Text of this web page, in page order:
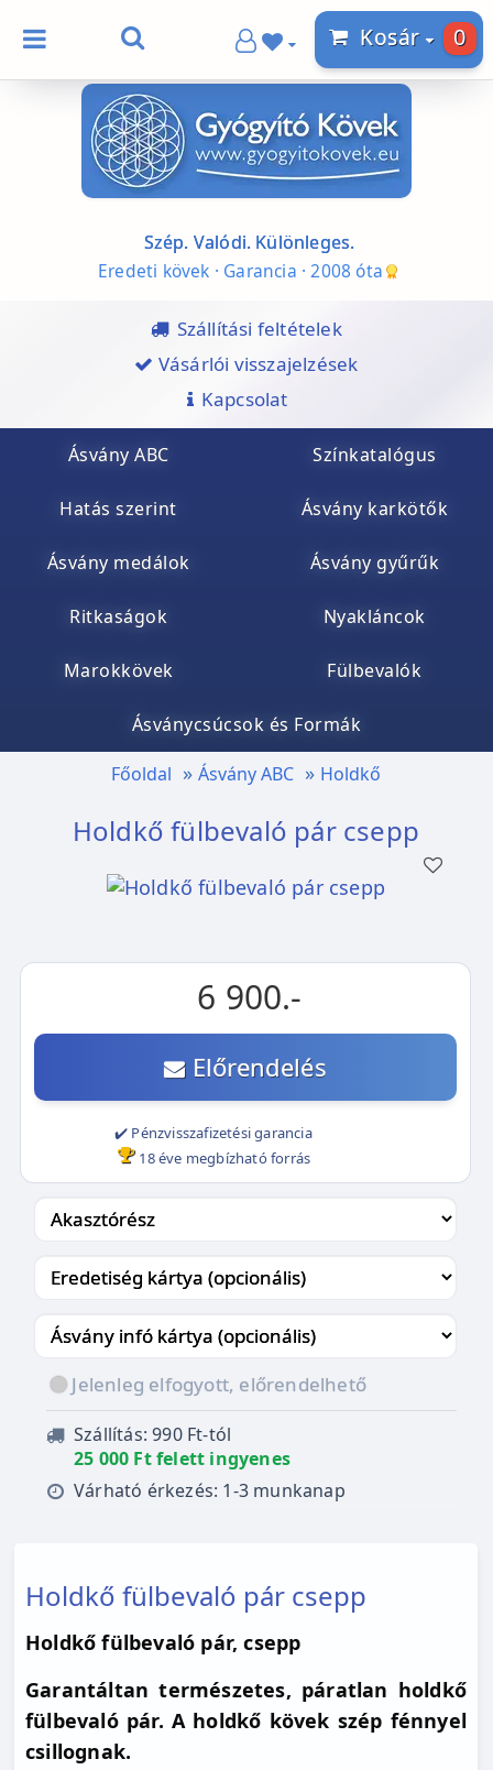
Kosár 0
Szép. Valódi. Különleges.
Eredeti kövek · Garancia · 2008 óta
Szállítási feltételek
Vásárlói visszajelzések
Kapcsolat
Ásvány ABC Színkatalógus
Hatás szerint Ásvány karkötők
Ásvány medálok Ásvány gyűrűk
Ritkaságok Nyakláncok
Marokkövek Fülbevalók
Ásványcsúcsok és Formák
Főoldal Ásvány ABC Holdkő
Holdkő fülbevaló pár csepp
6 900.-
Előrendelés
✔️ Pénzvisszafizetési garancia
18 éve megbízható forrás
Jelenleg elfogyott, előrendelhető
Szállítás: 990 Ft-tól
25 000 Ft felett ingyenes
Várható érkezés: 1-3 munkanap
Holdkő fülbevaló pár csepp
Holdkő fülbevaló pár, csepp
Garantáltan természetes, páratlan holdkő
fülbevaló pár. A holdkő kövek szép fénnyel
csillognak.